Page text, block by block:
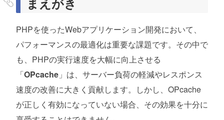
2. CLIで確認する
3. opcache_get_status() 関数を使う
あとがき
PHPを使ったWebアプリケーション開発において、
パフォーマンスの最適化は重要な課題です。その中で
も、PHPの実行速度を大幅に向上させる
「OPcache 」は、サーバー負荷の軽減やレスポンス
速度の改善に大きく貢献します。しかし、OPcache
が正しく有効になっていない場合、その効果を十分に